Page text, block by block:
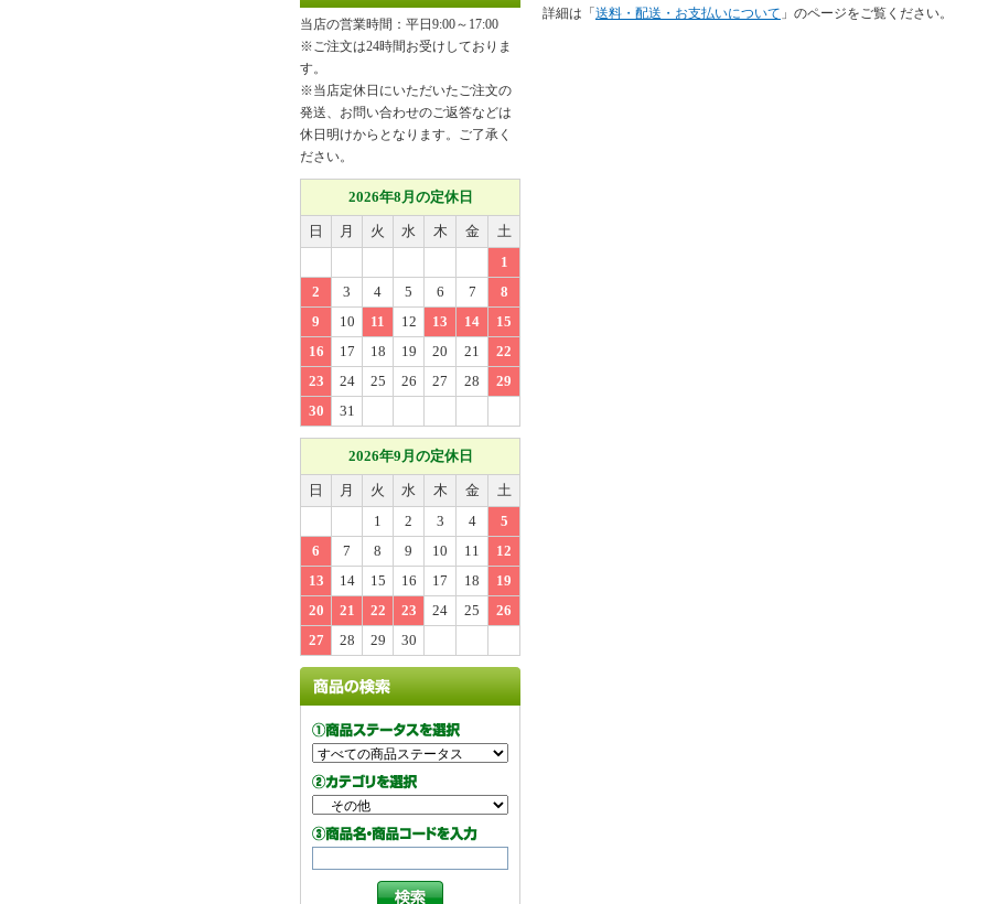
当店の営業時間：平日9:00～17:00
※ご注文は24時間お受けしておりま
す。
※当店定休日にいただいたご注文の
発送、お問い合わせのご返答などは
休日明けからとなります。ご了承く
ださい。
2026年8月の定休日
日 月 火 水 木 金
土
1
2
3 4 5 6 7
8
9
10 11 12 13 14
15
16
17 18 19 20 21
22
23
24 25 26 27 28
29
30
31
2026年9月の定休日
日 月 火 水 木 金
土
1
2 3 4
5
6
7 8 9 10 11
12
13
14 15 16 17 18
19
20
21 22 23 24 25
26
27
28 29 30
詳細は「 送料・配送・お支払いについて 」のページをご覧ください。